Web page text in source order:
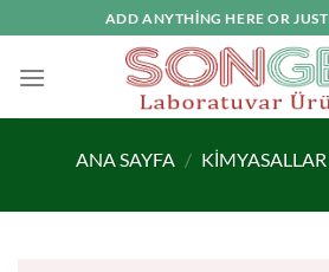
atla
ADD ANYTHING HERE OR
ANA SAYFA / KIMYASALLAR